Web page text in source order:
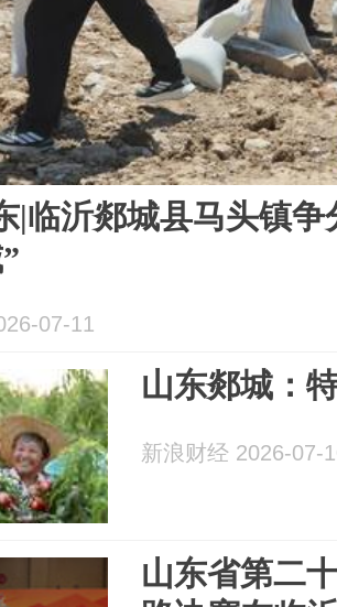
|临沂郯城县马头镇
07-11
山东郯城：
新浪财经 2026-07-
山东省第二